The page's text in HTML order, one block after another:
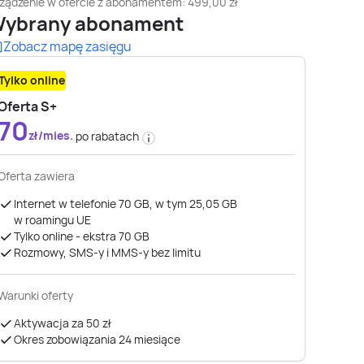
abonament
Zobacz mapę zasięgu
online
S+
zł/mies. po rabatach
zawiera
Internet w telefonie 70 GB, w tym 25,05 GB
w roamingu UE
Tylko online - ekstra 70 GB
Rozmowy, SMS-y i MMS-y bez limitu
oferty
Aktywacja za 50 zł
Okres zobowiązania 24 miesiące